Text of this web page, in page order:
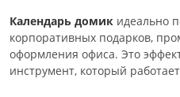
Календарь домик идеально
корпоративных подарков,
оформления офиса. Это
инструмент, который